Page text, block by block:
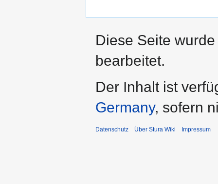
Diese Seite
bearbeitet.
Der Inhalt ist
Germany, sofern
Datenschutz Über Stura Wiki Impressum